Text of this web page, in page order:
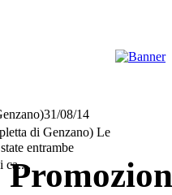
08/14
di Genzano) Le
entrambe
ca....